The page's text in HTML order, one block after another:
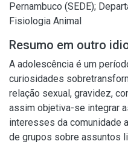
Pernambuco (SEDE);
Fisiologia Animal
Resumo em outro
A adolescência é um
curiosidades
relação sexual, gravidez,
assim objetiva-se integrar
interesses da comunidade
de grupos sobre assuntos